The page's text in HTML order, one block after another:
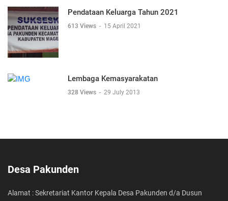
Pendataan Keluarga Tahun 2021
613 Views - 15 April 2021
Lembaga Kemasyarakatan
328 Views - 29 July 2013
Desa Pakunden
Alamat : Sekretariat Kantor Kepala Desa Pakunden d/a Dusun